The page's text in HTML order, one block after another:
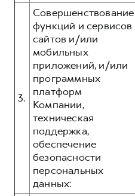
3.
Совершенствование
функций и сервисов
сайтов и/или
мобильных
приложений, и/или
программных
платформ
Компании,
техническая
поддержка,
обеспечение
безопасности
персональных
данных: